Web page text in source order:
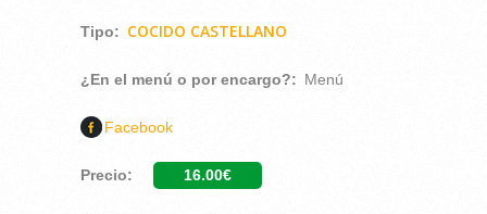
Tipo: COCIDO CASTELLANO
¿En el menú o por encargo?: Menú
Facebook
Precio: 16.00€